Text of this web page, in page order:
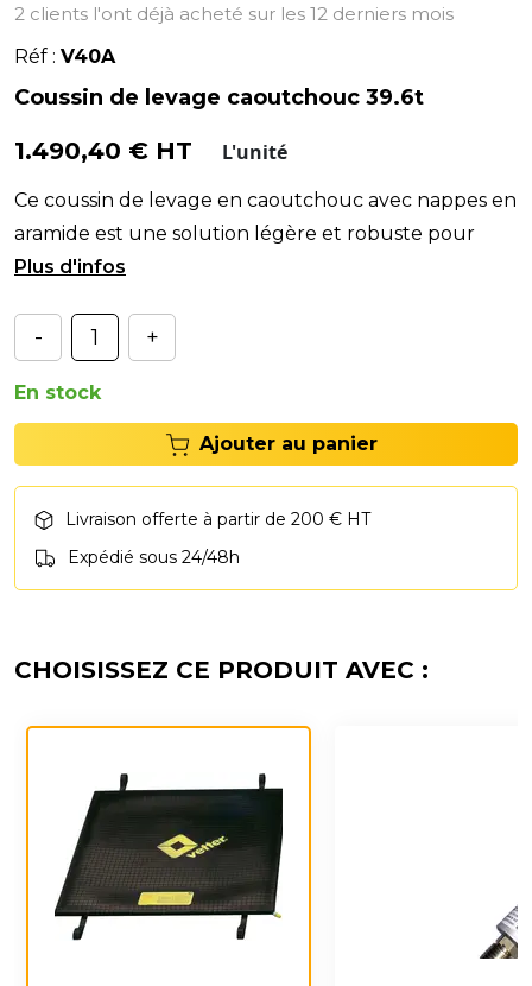
2 clients l'ont déjà acheté sur les 12 derniers mois
Réf : V40A
Coussin de levage caoutchouc 39.6t
1.490,40 € HT L'unité
Ce coussin de levage en caoutchouc avec nappes en
aramide est une solution légère et robuste pour
lever des véhicules par le châssis ou la roue, résis
- +
En stock
Ajouter au panier
Livraison offerte à partir de 200 € HT
Expédié sous 24/48h
CHOISISSEZ CE PRODUIT AVEC :